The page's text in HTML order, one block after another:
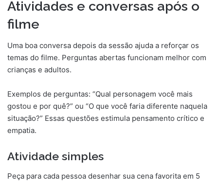
Atividades e conversas após o
filme
Uma boa conversa depois da sessão ajuda a reforçar os
temas do filme. Perguntas abertas funcionam melhor com
crianças e adultos.
Exemplos de perguntas: “Qual personagem você mais
gostou e por quê?” ou “O que você faria diferente naquela
situação?” Essas questões estimula pensamento crítico e
empatia.
Atividade simples
Peça para cada pessoa desenhar sua cena favorita em 5